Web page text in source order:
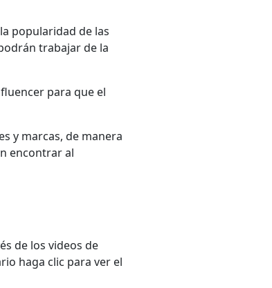
popularidad de las
trabajar de la
para que el
y marcas, de manera
encontrar al
de los videos de
haga clic para ver el